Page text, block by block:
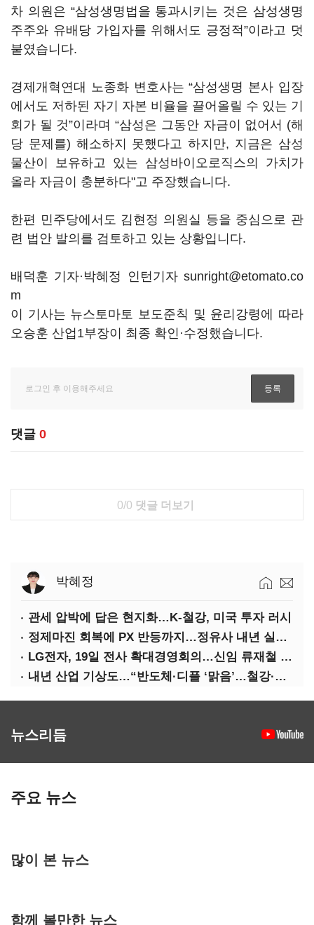
차 의원은 “삼성생명법을 통과시키는 것은 삼성생명
주주와 유배당 가입자를 위해서도 긍정적”이라고 덧
붙였습니다.
경제개혁연대 노종화 변호사는 “삼성생명 본사 입장
에서도 저하된 자기 자본 비율을 끌어올릴 수 있는 기
회가 될 것”이라며 “삼성은 그동안 자금이 없어서 (해
당 문제를) 해소하지 못했다고 하지만, 지금은 삼성
물산이 보유하고 있는 삼성바이오로직스의 가치가
올라 자금이 충분하다"고 주장했습니다.
한편 민주당에서도 김현정 의원실 등을 중심으로 관
련 법안 발의를 검토하고 있는 상황입니다.
배덕훈 기자·박혜정 인턴기자 sunright@etomato.co
m
이 기사는 뉴스토마토 보도준칙 및 윤리강령에 따라
오승훈 산업1부장이 최종 확인·수정했습니다.
댓글 0
0/0 댓글 더보기
박혜정
관세 압박에 답은 현지화…K-철강, 미국 투자 러시
정제마진 회복에 PX 반등까지…정유사 내년 실적 기대
LG전자, 19일 전사 확대경영회의…신임 류재철 사장 주관
내년 산업 기상도…“반도체·디플 ‘맑음’…철강·석화 ‘흐림’”
뉴스리듬
주요 뉴스
많이 본 뉴스
함께 볼만한 뉴스